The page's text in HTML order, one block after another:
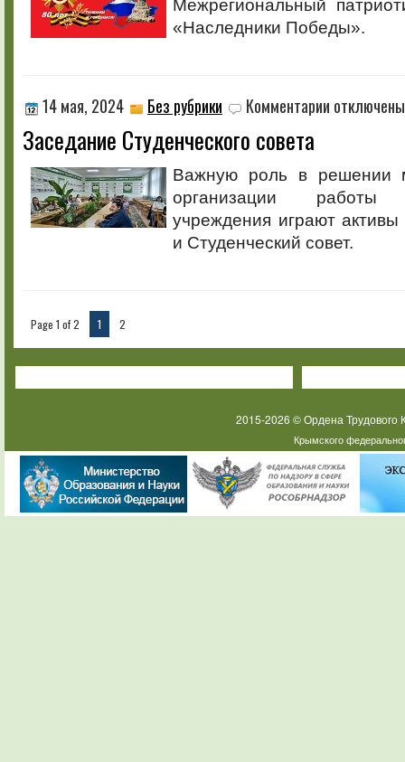
Межрегиональный
«Наследники Победы».
14 мая, 2024 Без рубрики Комментарии записи
отключены
Заседание Студенческого совета
Важную роль в решении
организации работы
учреждения играют активы
и Студенческий совет.
Page 1 of 2 1 2
2015-2026 © Ордена
Крымского